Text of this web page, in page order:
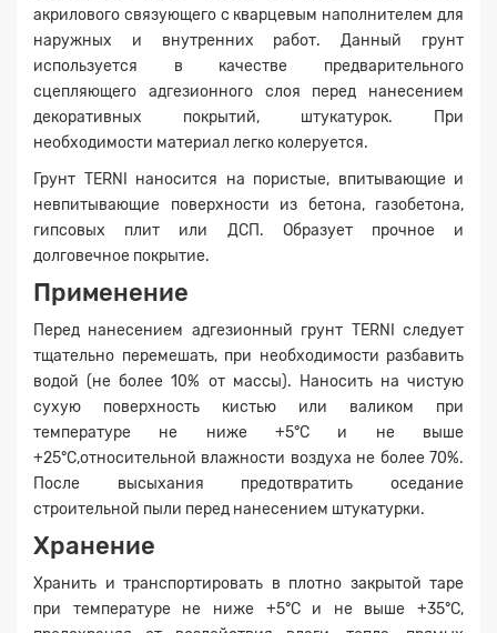
акрилового связующего с кварцевым наполнителем для
наружных и внутренних работ. Данный грунт
используется в качестве предварительного
сцепляющего адгезионного слоя перед нанесением
декоративных покрытий, штукатурок. При
необходимости материал легко колеруется.
Грунт TERNI наносится на пористые, впитывающие и
невпитывающие поверхности из бетона, газобетона,
гипсовых плит или ДСП. Образует прочное и
долговечное покрытие.
Применение
Перед нанесением адгезионный грунт TERNI следует
тщательно перемешать, при необходимости разбавить
водой (не более 10% от массы). Наносить на чистую
сухую поверхность кистью или валиком при
температуре не ниже +5°С и не выше
+25°С,относительной влажности воздуха не более 70%.
После высыхания предотвратить оседание
строительной пыли перед нанесением штукатурки.
Хранение
Хранить и транспортировать в плотно закрытой таре
при температуре не ниже +5°С и не выше +35°С,